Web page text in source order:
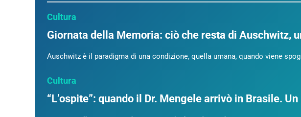
Cultura
Giornata della Memoria: ciò che resta di Auschwitz,
Auschwitz è il paradigma di una condizione, quella umana, quando viene
Cultura
“L’ospite”: quando il Dr. Mengele arrivò in Brasile.